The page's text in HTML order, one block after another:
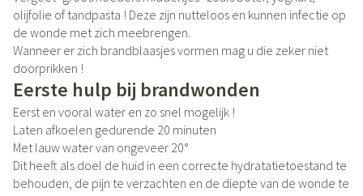
olijfolie of tandpasta ! Deze zijn nutteloos en kunnen infectie op
de wonde met zich meebrengen.
Wanneer er zich brandblaasjes vormen mag u die zeker niet
doorprikken !
Eerste hulp bij brandwonden
Eerst en vooral water en zo snel mogelijk !
Laten afkoelen gedurende 20 minuten
Met lauw water van ongeveer 20°
Dit heeft als doel de huid in een correcte hydratatietoestand te
behouden, de pijn te verzachten en de diepte van de wonde te